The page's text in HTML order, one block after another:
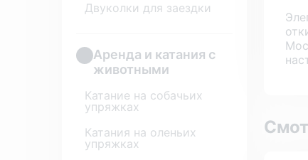
Двуколки для заездки
Аренда и катания с
животными
Катание на собачьих
упряжках
Катания на оленьих
упряжках